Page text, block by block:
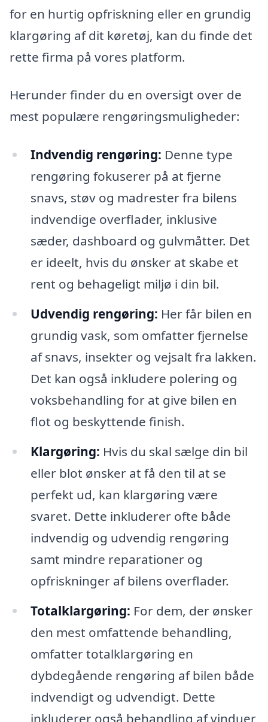
for en hurtig opfriskning eller en grundig
klargøring af dit køretøj, kan du finde det
rette firma på vores platform.
Herunder finder du en oversigt over de
mest populære rengøringsmuligheder:
Indvendig rengøring: Denne type
rengøring fokuserer på at fjerne
snavs, støv og madrester fra bilens
indvendige overflader, inklusive
sæder, dashboard og gulvmåtter. Det
er ideelt, hvis du ønsker at skabe et
rent og behageligt miljø i din bil.
Udvendig rengøring: Her får bilen en
grundig vask, som omfatter fjernelse
af snavs, insekter og vejsalt fra lakken.
Det kan også inkludere polering og
voksbehandling for at give bilen en
flot og beskyttende finish.
Klargøring: Hvis du skal sælge din bil
eller blot ønsker at få den til at se
perfekt ud, kan klargøring være
svaret. Dette inkluderer ofte både
indvendig og udvendig rengøring
samt mindre reparationer og
opfriskninger af bilens overflader.
Totalklargøring: For dem, der ønsker
den mest omfattende behandling,
omfatter totalklargøring en
dybdegående rengøring af bilen både
indvendigt og udvendigt. Dette
inkluderer også behandling af vinduer,